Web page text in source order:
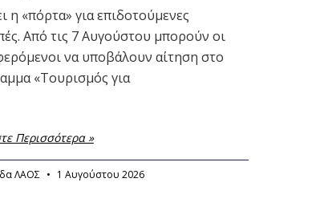
η «πόρτα» για επιδοτούμενες
Από τις 7 Αυγούστου μπορούν οι
να υποβάλουν αίτηση στο
«Τουρισμός για
Περισσότερα »
ΛΑΟΣ 1 Αυγούστου 2026